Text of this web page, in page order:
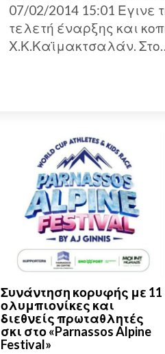
07/02/2014 15:01 Εγινε
τελετή έναρξης και
Χ.Κ.Καϊμακτσαλάν.
Συνάντηση κορυφής με 11
ολυμπιονίκες και
διεθνείς πρωταθλητές
σκι στο «Parnassos Alpine
Festival»